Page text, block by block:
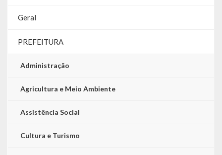
LOA – Lei Orçamentária Anual
RC – Relatório Circunstanciado
PPA – Plano Plurianual
LDO – Lei de Diretrizes Orçamentárias
Acesso à Informação
Transparência
Geral
PREFEITURA
Administração
Agricultura e Meio Ambiente
Assistência Social
Cultura e Turismo